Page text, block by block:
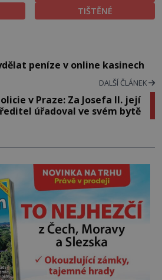
TIŠTĚNÉ
peníze v online kasinech
DALŠÍ ČLÁNEK
v Praze: Za Josefa II. její
ředitel úřadoval ve svém bytě